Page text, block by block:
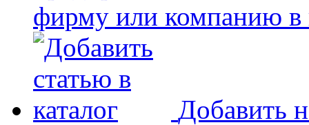
фирму или компанию в
Добавить